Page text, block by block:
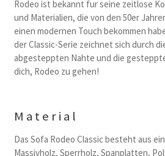
Rodeo ist bekannt fur seine zeitlose
und Materialien, die von den 50er
einen modernen Touch bekommen
der Classic-Serie zeichnet sich durch
abgesteppten Nahte und die
dich, Rodeo zu gehen!
Material
Das Sofa Rodeo Classic besteht aus
Massivholz, Sperrholz, Spanplatten,